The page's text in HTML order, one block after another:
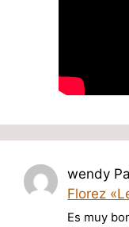
wendy
Florez
Es muy